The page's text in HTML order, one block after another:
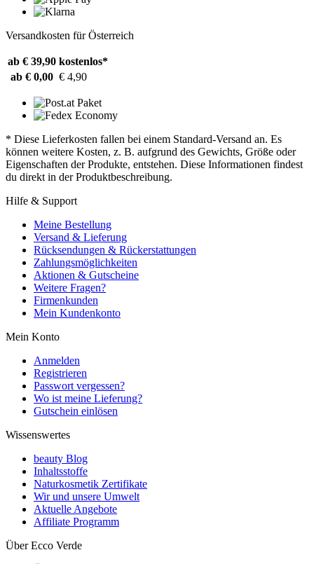
Versandkosten für Österreich
ab € 39,90 kostenlos*
ab € 0,00 € 4,90
* Diese Lieferkosten fallen bei einem Standard-Versand an. Es
können weitere Kosten, z. B. aufgrund des Gewichts, Größe oder
Eigenschaften der Produkte, entstehen. Diese Informationen findest
du direkt in der Produktbeschreibung.
Hilfe & Support
Meine Bestellung
Versand & Lieferung
Rücksendungen & Rückerstattungen
Zahlungsmöglichkeiten
Aktionen & Gutscheine
Weitere Fragen?
Firmenkunden
Mein Kundenkonto
Mein Konto
Anmelden
Registrieren
Passwort vergessen?
Wo ist meine Lieferung?
Gutschein einlösen
Wissenswertes
beauty Blog
Inhaltsstoffe
Naturkosmetik Zertifikate
Wir und unsere Umwelt
Aktuelle Angebote
Affiliate Programm
Über Ecco Verde